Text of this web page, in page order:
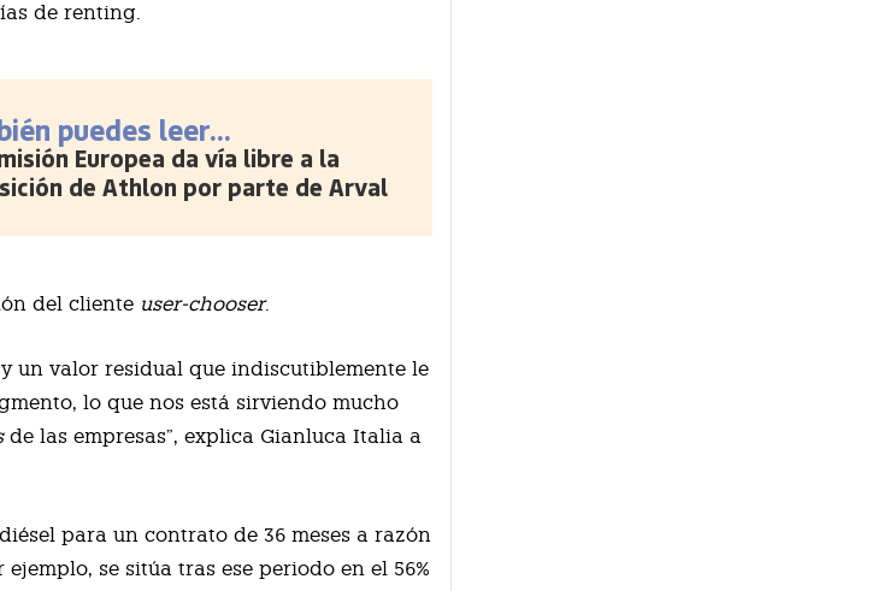
de renting.
puedes leer...
Europea da vía libre a la
de Athlon por parte de Arval
del cliente user-chooser.
un valor residual que indiscutiblemente le
lo que nos está sirviendo mucho
de las empresas”, explica Gianluca Italia a
para un contrato de 36 meses a razón
se sitúa tras ese periodo en el 56%